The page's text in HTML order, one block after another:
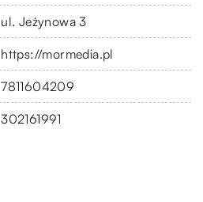
ul. Jeżynowa 3
https://mormedia.pl
7811604209
302161991